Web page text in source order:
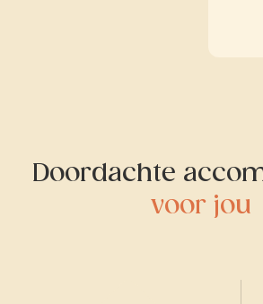
Doordachte
voor jou